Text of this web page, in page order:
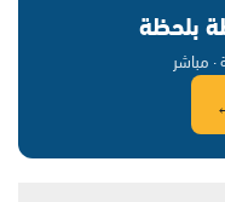
بلحظة
· مباشر